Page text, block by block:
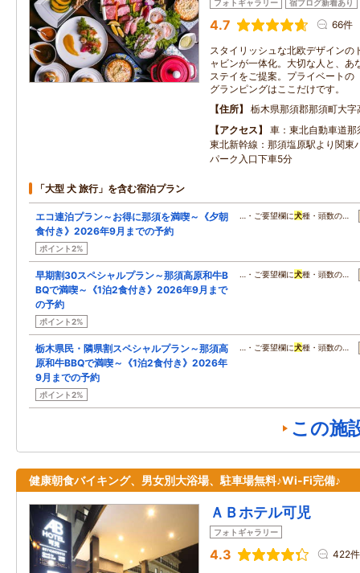
フォトギャラリー 宿ブログ新着あり
4.7 66件
スタイリッシュな北欧デザインの
ャビンが一体化。大切な人と、あ
ステイをご提案。プライベートの
グランピングはここだけです。
住所
栃木県那須郡那須町大
アクセス
車：東北自動車道
東北新幹線：那須塩原駅より関東
パーク入口下車5分
「大型 犬 旅行」を含む宿泊プラン
エコ連泊プラン～お得に那須を満喫～《夕朝
食付き》2026年9月までの予約
ポイント2%
…・ご要望欄に犬種・頭数の…
早期割30スペシャルプラン～那須高原和牛B
BQで満喫～《1泊2食付き》2026年9月まで
の予約
ポイント2%
…・ご要望欄に犬種・頭数の…
栃木県民・隣県割スペシャルプラン～那須高
原和牛BBQで満喫～《1泊2食付き》2026年
9月までの予約
ポイント2%
…・ご要望欄に犬種・頭数の…
この施
健康朝食バイキング、男女別大浴場、駐車場無料♪Wi-Fi完備♪
ＡＢホテル可児
フォトギャラリー
4.3 422件